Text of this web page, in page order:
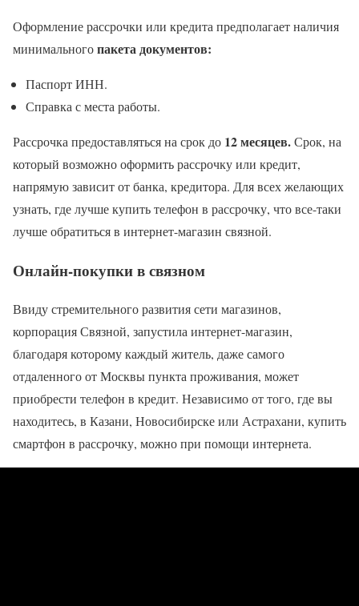
Оформление рассрочки или кредита предполагает наличия
минимальногопакета документов:
Паспорт ИНН.
Справка с места работы.
Рассрочка предоставляться на срок до 12 месяцев.Срок, на
который возможно оформить рассрочку или кредит,
напрямую зависит от банка, кредитора. Для всех желающих
узнать, где лучше купить телефон в рассрочку, что все-таки
лучше обратиться в интернет-магазин связной.
Онлайн-покупки в связном
Ввиду стремительного развития сети магазинов,
корпорация Связной, запустила интернет-магазин,
благодаря которому каждый житель, даже самого
отдаленного от Москвы пункта проживания, может
приобрести телефон в кредит. Независимо от того, где вы
находитесь, в Казани, Новосибирске или Астрахани, купить
смартфон в рассрочку, можно при помощи интернета.